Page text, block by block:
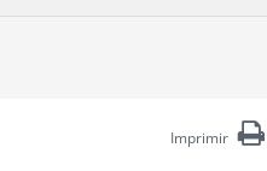
Imprimir